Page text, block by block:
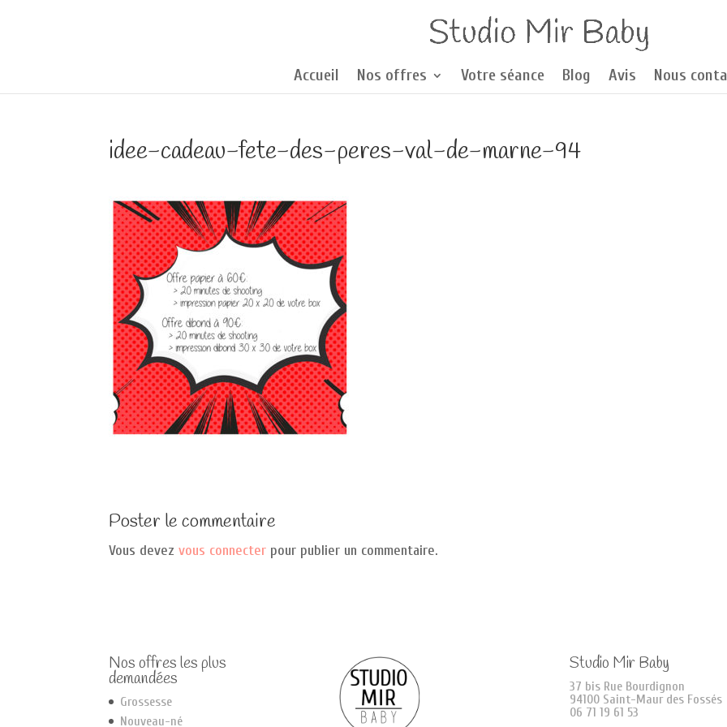
Accueil Nos offres Votre séance Blog Avis Nous
idee-cadeau-fete-des-peres-val-de-marne-94
Poster le commentaire
Vous devezvous connecter pour publier un commentaire.
Nos offres les plus
demandées
Grossesse
Nouveau-né
Studio Mir Baby
37 bis Rue Bourdignon
94100 Saint-Maur des Fossés
06 71 19 61 53